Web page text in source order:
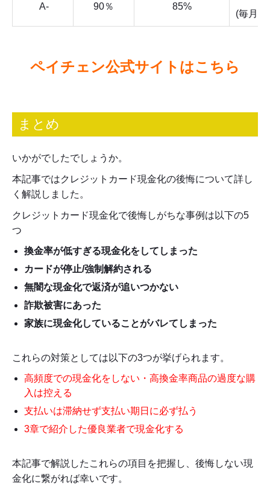
A- 90％ 85%
(毎月1
ペイチェン公式サイトはこちら
まとめ
いかがでしたでしょうか。
本記事ではクレジットカード現金化の後悔について詳し
く解説しました。
クレジットカード現金化で後悔しがちな事例は以下の5
つ
換金率が低すぎる現金化をしてしまった
カードが停止/強制解約される
無闇な現金化で返済が追いつかない
詐欺被害にあった
家族に現金化していることがバレてしまった
これらの対策としては以下の3つが挙げられます。
高頻度での現金化をしない・高換金率商品の過度な購
入は控える
支払いは滞納せず支払い期日に必ず払う
3章で紹介した優良業者で現金化する
本記事で解説したこれらの項目を把握し、後悔しない現
金化に繋がれば幸いです。